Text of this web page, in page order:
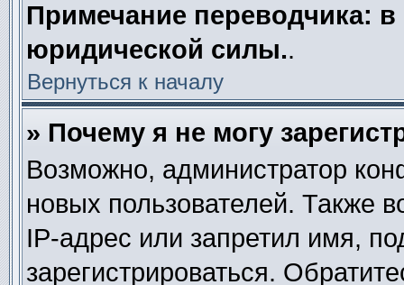
Примечание переводчика:
юридической силы..
Вернуться к началу
» Почему я не могу
Возможно, администратор
новых пользователей. Также
IP-адрес или запретил имя,
зарегистрироваться.